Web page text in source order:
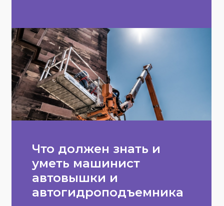
Что должен знать и
уметь машинист
автовышки и
автогидроподъемника